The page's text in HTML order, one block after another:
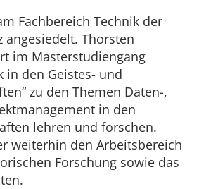
Fachbereich Technik der
angesiedelt. Thorsten
im Masterstudiengang
in den Geistes- und
zu den Themen Daten-,
in den
lehren und forschen.
weiterhin den Arbeitsbereich
Forschung sowie das